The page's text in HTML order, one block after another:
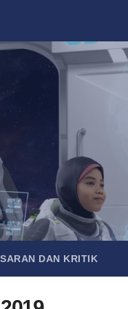
SARAN DAN KRITIK